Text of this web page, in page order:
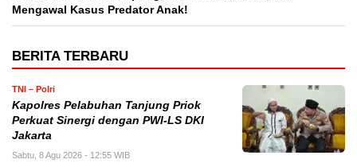
Mengawal Kasus Predator Anak!
BERITA TERBARU
TNI – Polri
Kapolres Pelabuhan Tanjung Priok
Perkuat Sinergi dengan PWI-LS DKI
Jakarta
Sabtu, 8 Agu 2026 - 12:55 WIB